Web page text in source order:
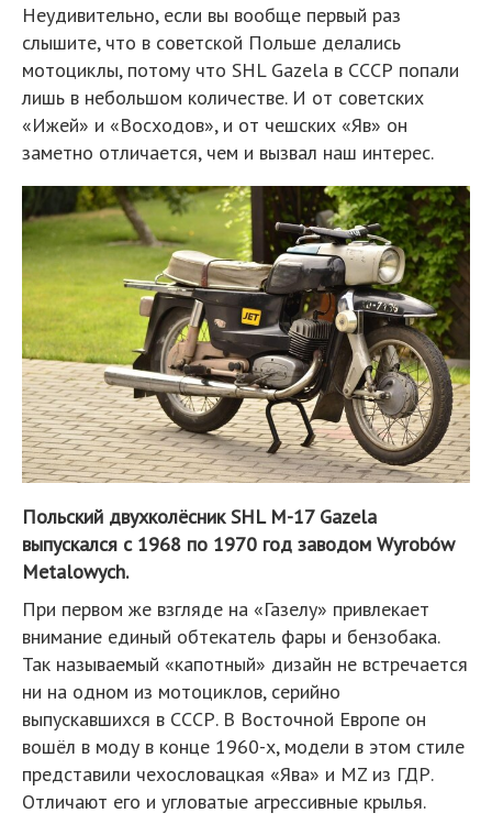
Неудивительно, если вы вообще первый раз
слышите, что в советской Польше делались
мотоциклы, потому что SHL Gazela в СССР попали
лишь в небольшом количестве. И от советских
«Ижей» и «Восходов», и от чешских «Яв» он
заметно отличается, чем и вызвал наш интерес.
Польский двухколёсник SHL M-17 Gazela
выпускался с 1968 по 1970 год заводом Wyrobów
Metalowych.
При первом же взгляде на «Газелу» привлекает
внимание единый обтекатель фары и бензобака.
Так называемый «капотный» дизайн не встречается
ни на одном из мотоциклов, серийно
выпускавшихся в СССР. В Восточной Европе он
вошёл в моду в конце 1960-х, модели в этом стиле
представили чехословацкая «Ява» и MZ из ГДР.
Отличают его и угловатые агрессивные крылья.